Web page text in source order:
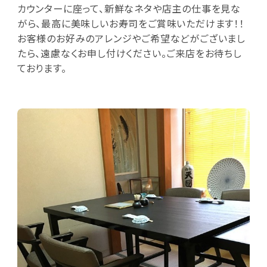
カウンターに座って、新鮮なネタや店主の仕事を見な
がら、最高に美味しいお寿司をご賞味いただけます！！
お客様のお好みのアレンジやご希望などがございまし
たら、遠慮なくお申し付けください。ご来店をお待ちし
ております。